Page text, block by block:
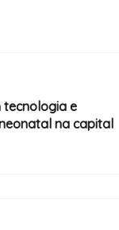
tecnologia e
na capital